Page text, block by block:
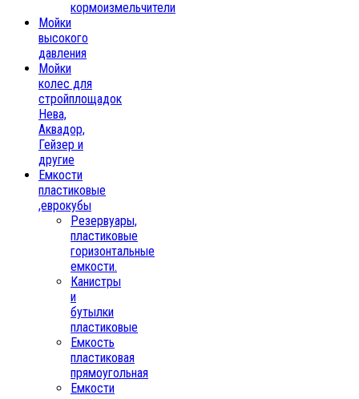
кормоизмельчители
Мойки
высокого
давления
Мойки
колес для
стройплощадок
Нева,
Аквадор,
Гейзер и
другие
Емкости
пластиковые
,еврокубы
Резервуары,
пластиковые
горизонтальные
емкости.
Канистры
и
бутылки
пластиковые
Емкость
пластиковая
прямоугольная
Емкости